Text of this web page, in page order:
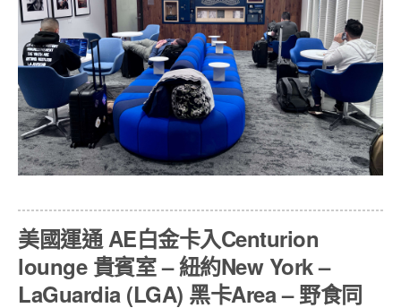
美國運通 AE白金卡入Centurion
lounge 貴賓室 – 紐約New York –
LaGuardia (LGA) 黑卡Area – 野食同